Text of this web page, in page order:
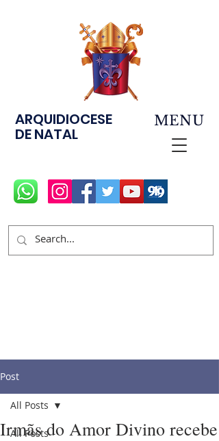
ARQUIDIOCESE
DE NATAL
MENU
Post
All Posts
All Posts
Irmãs do Amor Divino recebe